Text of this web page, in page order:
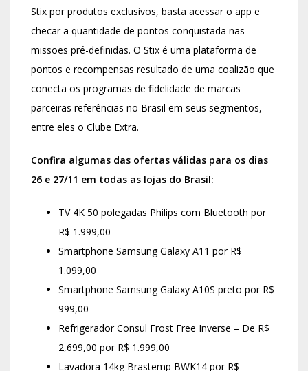
Stix por produtos exclusivos, basta acessar o app e
checar a quantidade de pontos conquistada nas
missões pré-definidas. O Stix é uma plataforma de
pontos e recompensas resultado de uma coalizão que
conecta os programas de fidelidade de marcas
parceiras referências no Brasil em seus segmentos,
entre eles o Clube Extra.
Confira algumas das ofertas válidas para os dias
26 e 27/11 em todas as lojas do Brasil:
TV 4K 50 polegadas Philips com Bluetooth por
R$ 1.999,00
Smartphone Samsung Galaxy A11 por R$
1.099,00
Smartphone Samsung Galaxy A10S preto por R$
999,00
Refrigerador Consul Frost Free Inverse – De R$
2,699,00 por R$ 1.999,00
Lavadora 14kg Brastemp BWK14 por R$